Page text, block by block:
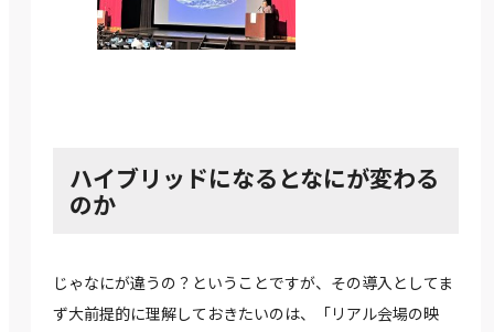
ハイブリッドになるとなにが変わる
のか
じゃなにが違うの？ということですが、その導入としてま
ず大前提的に理解しておきたいのは、「リアル会場の映